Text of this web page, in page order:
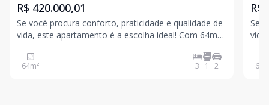
R$ 420.000,01
Se você procura conforto, praticidade e qualidade de
vida, este apartamento é a escolha ideal! Com 64m,
com fácil acesso a tudo que você precisa no dia a
dia: comércio em geral, bancos, escolas, posto
64m² 3 1 2
R$
Se
64